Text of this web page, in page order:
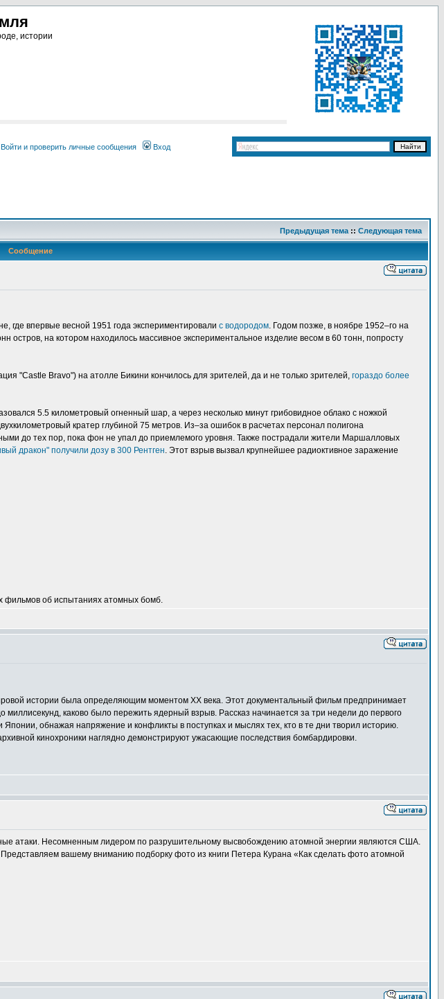
истории
Войти и проверить личные сообщения Вход
Предыдущая тема :: Следующая тема
Сообщение
где впервые весной 1951 года экспериментировали с водородом. Годом позже, в ноябре 1952–го на
на котором находилось массивное экспериментальное изделие весом в 60 тонн, попросту
"Castle Bravo") на атолле Бикини кончилось для зрителей, да и не только зрителей, гораздо более
5.5 километровый огненный шар, а через несколько минут грибовидное облако с ножкой
кратер глубиной 75 метров. Из–за ошибок в расчетах персонал полигона
до тех пор, пока фон не упал до приемлемого уровня. Также пострадали жители Маршалловых
дракон" получили дозу в 300 Рентген. Этот взрыв вызвал крупнейшее радиоктивное заражение
фильмов об испытаниях атомных бомб.
истории была определяющим моментом ХХ века. Этот документальный фильм предпринимает
каково было пережить ядерный взрыв. Рассказ начинается за три недели до первого
обнажая напряжение и конфликты в поступках и мыслях тех, кто в те дни творил историю.
кинохроники наглядно демонстрируют ужасающие последствия бомбардировки.
атаки. Несомненным лидером по разрушительному высвобождению атомной энергии являются США.
вашему вниманию подборку фото из книги Петера Курана «Как сделать фото атомной